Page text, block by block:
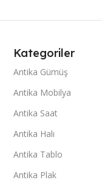
Kategoriler
Antika Gümüş
Antika Mobilya
Antika Saat
Antika Halı
Antika Tablo
Antika Plak